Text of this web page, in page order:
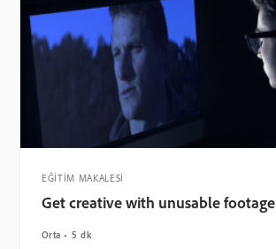
EĞİTİM MAKALESİ
Get creative with unusable footage
Orta 5 dk